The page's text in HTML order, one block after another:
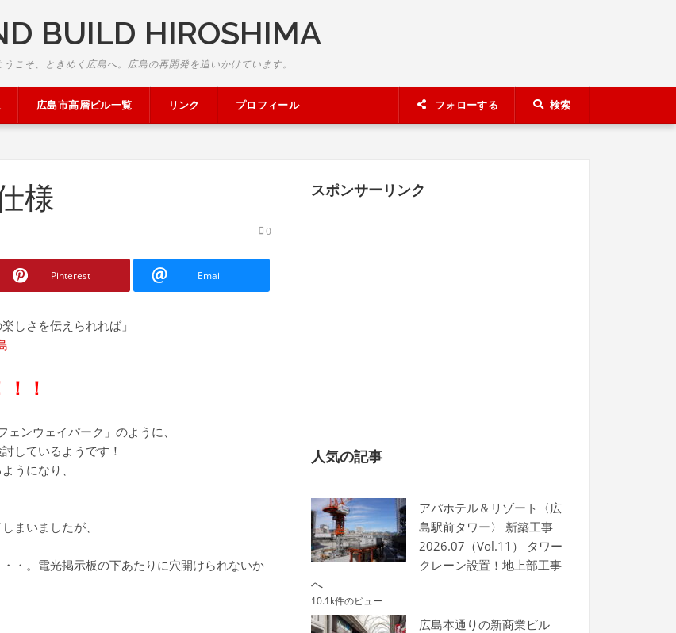
BUILD HIROSHIMA
うこそ、ときめく広島へ。広島の再開発を追いかけています。
広島市高層ビル一覧 リンク プロフィール フォローする 検索
様
0
Pinterest Email
しさを伝えられれば」
！
ンウェイパーク」のように、
しているようです！
うになり、
まいましたが、
・。電光掲示板の下あたりに穴開けられないか
スポンサーリンク
人気の記事
アパホテル＆リゾート〈広
島駅前タワー〉 新築工事
2026.07（Vol.11） タワー
クレーン設置！地上部工事
へ
10.1k件のビュー
広島本通りの新商業ビル